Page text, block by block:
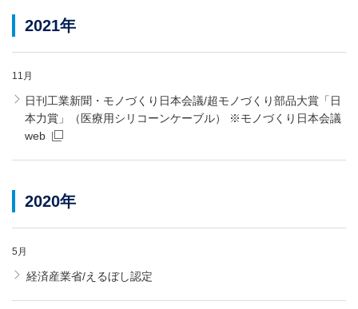
2021年
11月
日刊工業新聞・モノづくり日本会議/超モノづくり部品大賞「日
本力賞」（医療用シリコーンケーブル） ※モノづくり日本会議
web
2020年
5月
経済産業省/えるぼし認定